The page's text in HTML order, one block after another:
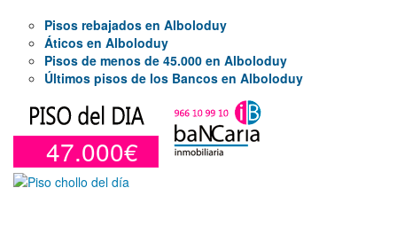
Pisos rebajados en Alboloduy
Áticos en Alboloduy
Pisos de menos de 45.000 en Alboloduy
Últimos pisos de los Bancos en Alboloduy
47.000€